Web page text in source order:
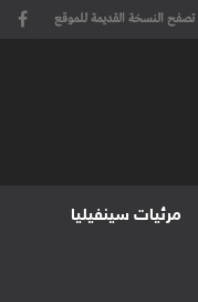
تصفح النسخة القديمة للموقع
مرئيات سينفيليا